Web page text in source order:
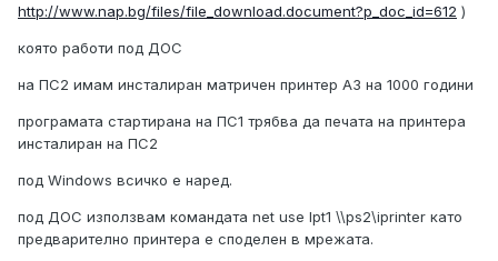
http://www.nap.bg/files/file_download.document?p_doc_id=612 )
която работи под ДОС
на ПС2 имам инсталиран матричен принтер А3 на 1000 години
програмата стартирана на ПС1 трябва да печата на принтера
инсталиран на ПС2
под Windows всичко е наред.
под ДОС използвам командата net use lpt1 \\ps2\iprinter като
предварително принтера е споделен в мрежата.